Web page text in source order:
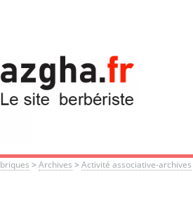
>Archives >Activité associative-archives